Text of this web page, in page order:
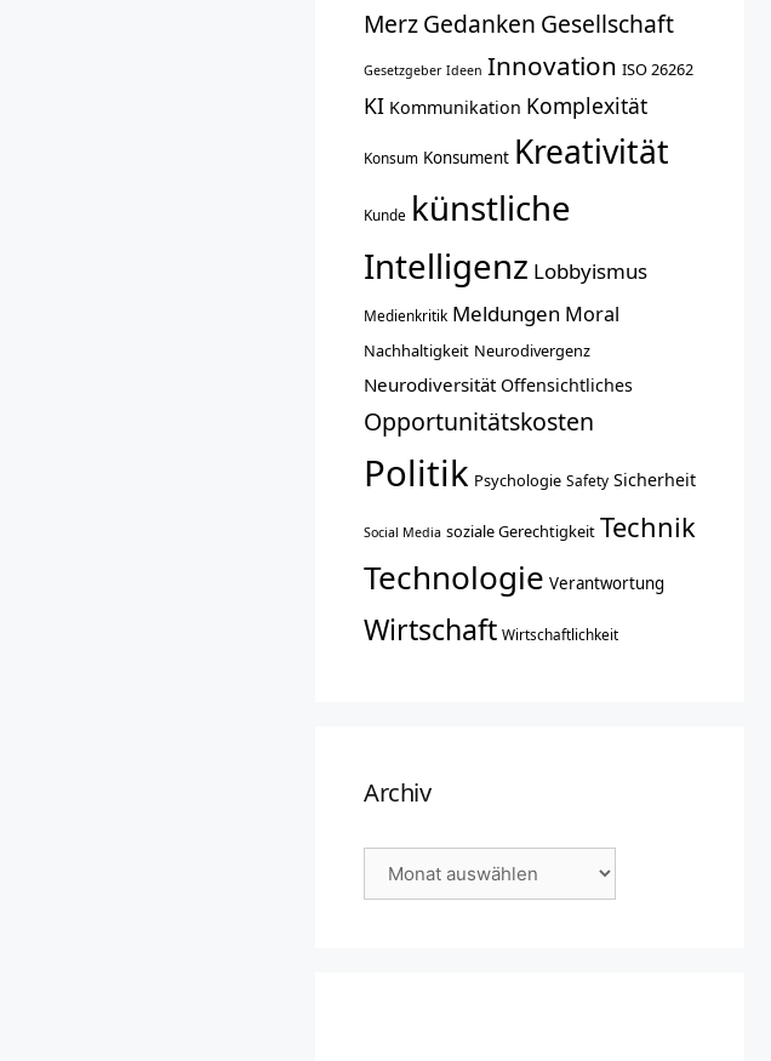
MerzGedanken Gesellschaft
Gesetzgeber Ideen Innovation ISO 26262
KI Kommunikation Komplexität
Konsum Konsument Kreativität
Kunde künstliche
Intelligenz Lobbyismus
Medienkritik Meldungen Moral
Nachhaltigkeit Neurodivergenz
Neurodiversität Offensichtliches
Opportunitätskosten
Politik Psychologie Safety Sicherheit
Social Media soziale Gerechtigkeit Technik
Technologie Verantwortung
Wirtschaft Wirtschaftlichkeit
Archiv
Archiv